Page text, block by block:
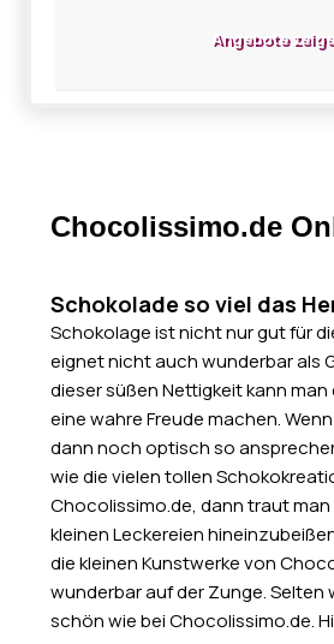
Angebote
Chocolissimo.de
Schokolade so viel das
Schokolage ist nicht nur gut für
eignet nicht auch wunderbar als
dieser süßen Nettigkeit kann
eine wahre Freude machen.
dann noch optisch so
wie die vielen tollen
Chocolissimo.de, dann traut man
kleinen Leckereien
die kleinen Kunstwerke von
wunderbar auf der Zunge. Selten
schön wie bei Chocolissimo.de.